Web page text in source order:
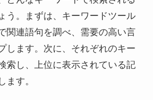
う。まずは、キーワードツール
関連語句を調べ、需要の高い言
します。次に、それぞれのキー
索し、上位に表示されている記
ます。